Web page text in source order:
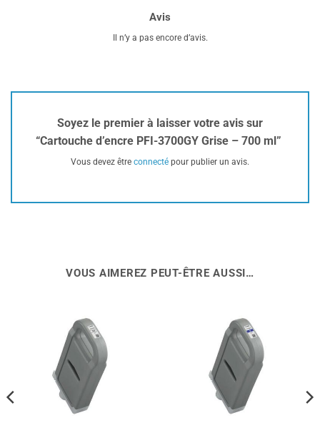
Avis
Il n’y a pas encore d’avis.
Soyez le premier à laisser votre avis sur
“Cartouche d’encre PFI-3700GY Grise – 700 ml”
Vous devez être connecté pour publier un avis.
VOUS AIMEREZ PEUT-ÊTRE AUSSI…